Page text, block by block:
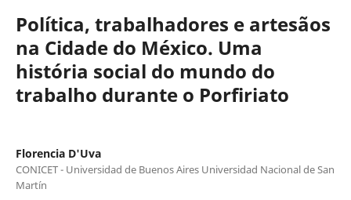
Política, trabalhadores e artesãos
na Cidade do México. Uma
história social do mundo do
trabalho durante o Porfiriato
Florencia D'Uva
CONICET - Universidad de Buenos Aires Universidad Nacional de San
Martín